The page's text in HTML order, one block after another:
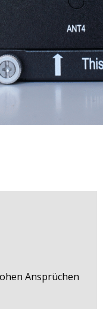
Ansprüchen